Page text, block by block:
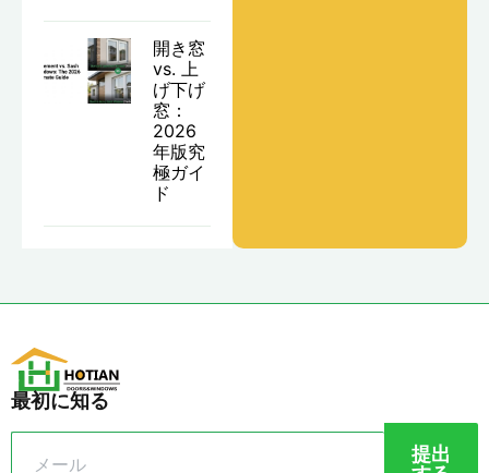
開き窓
vs. 上
げ下げ
窓：
2026
年版究
極ガイ
ド
最初に知る
提出